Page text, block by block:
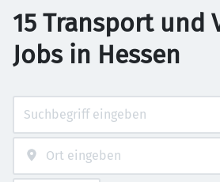
15 Transport und
Jobs in Hessen